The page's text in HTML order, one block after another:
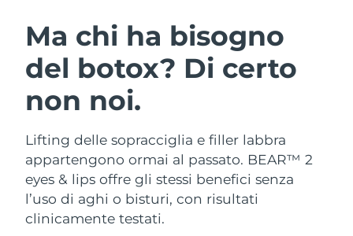
Ma chi ha bisogno
del botox? Di certo
non noi.
Lifting delle sopracciglia e filler labbra
appartengono ormai al passato. BEAR™ 2
eyes & lips offre gli stessi benefici senza
l’uso di aghi o bisturi, con risultati
clinicamente testati.
Detersione viso
Anti-aging massage
LUNA™ 4 Plus
Massage, LED heating
Microcurrent toning
BEAR™ 2 go
Microcurrent toning on-the-go
Idratazione
UFO™ 3 pacchetto
Igiene orale
issa™ 4
Austria Consegna stimata
Bahrein Consegna stimata8/11/26
Belgio
Bermuda Consegna stimata
Bosnia ed
Erzegovina
Consegna stimata8/13/26
Brunei